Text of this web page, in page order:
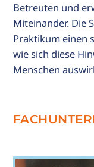
Betreuten und
Miteinander. Die
Praktikum einen
wie sich diese
Menschen